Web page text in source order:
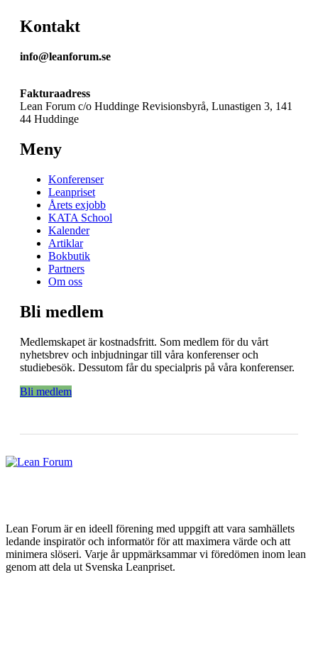
Kontakt
info@leanforum.se
Fakturaadress
Lean Forum c/o Huddinge Revisionsbyrå, Lunastigen 3, 141
44 Huddinge
Meny
Konferenser
Leanpriset
Årets exjobb
KATA School
Kalender
Artiklar
Bokbutik
Partners
Om oss
Bli medlem
Medlemskapet är kostnadsfritt. Som medlem för du vårt
nyhetsbrev och inbjudningar till våra konferenser och
studiebesök. Dessutom får du specialpris på våra konferenser.
Bli medlem
Lean Forum är en ideell förening med uppgift att vara samhällets
ledande inspiratör och informatör för att maximera värde och att
minimera slöseri. Varje år uppmärksammar vi föredömen inom lean
genom att dela ut Svenska Leanpriset.